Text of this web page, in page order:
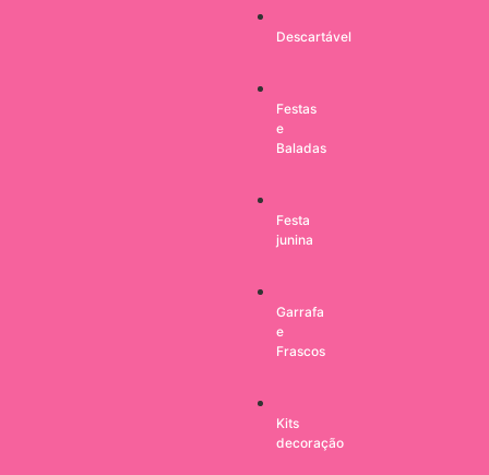
Descartável
Festas
e
Baladas
Festa
junina
Garrafa
e
Frascos
Kits
decoração